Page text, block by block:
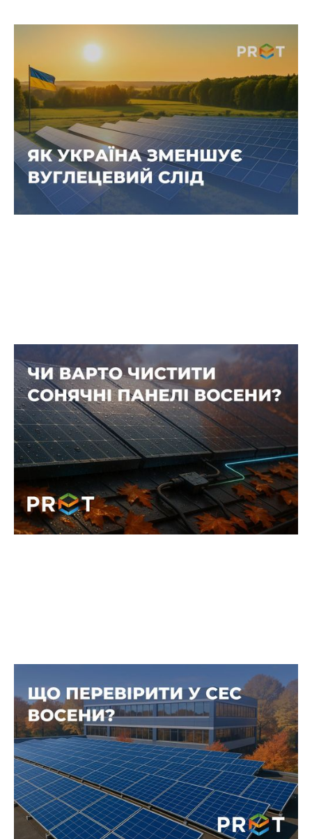
Енергія без викидів: як сонячні
станції зменшують вуглецевий слід
України
Українські компанії дедалі активніше
переходять на «зелену» енергію, зменшуючи
залежність від традиційних джерел і
скорочуючи свій вуглецевий слід.
Коли варто чистити сонячні панелі
восени — і коли краще цього не
робити
Осінь — неочевидний сезон для миття панелей,
але саме в цей період на поверхні
накопичуються викиди від опалення, сажа, пил
від доріг та листяна органіка.
Як дощ і волога впливають на
контакти та кабелі СЕС і що
обов’язково перевірити восени
Саме в цей період з’являється найбільше
пошкоджень контактів і кабельних трас, які
взимку перетворюються на аварії.